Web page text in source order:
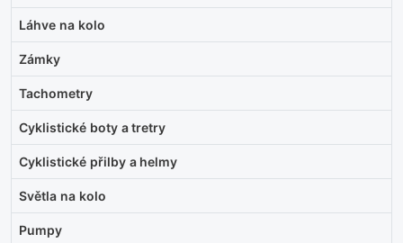
Láhve na kolo
Zámky
Tachometry
Cyklistické boty a tretry
Cyklistické přilby a helmy
Světla na kolo
Pumpy